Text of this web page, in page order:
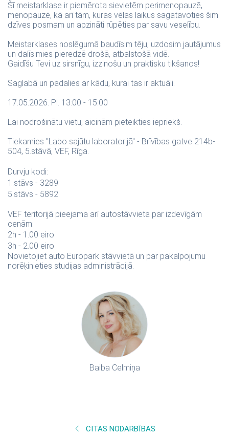
Šī meistarklase ir piemērota sievietēm perimenopauzē,
menopauzē, kā arī tām, kuras vēlas laikus sagatavoties šim
dzīves posmam un apzināti rūpēties par savu veselību.
Meistarklases noslēgumā baudīsim tēju, uzdosim jautājumus
un dalīsimies pieredzē drošā, atbalstošā vidē.
Gaidīšu Tevi uz sirsnīgu, izzinošu un praktisku tikšanos!
Saglabā un padalies ar kādu, kurai tas ir aktuāli.
17.05.2026. Pl. 13:00 - 15:00
Lai nodrošinātu vietu, aicinām pieteikties iepriekš.
Tiekamies "Labo sajūtu laboratorijā" - Brīvības gatve 214b-
504, 5.stāvā, VEF, Rīga.
Durvju kodi:
1.stāvs - 3289
5.stāvs - 5892
VEF teritorijā pieejama arī autostāvvieta par izdevīgām
cenām:
2h - 1.00 eiro
3h - 2.00 eiro
Novietojiet auto Europark stāvvietā un par pakalpojumu
norēķinieties studijas administrācijā.
Baiba Celmiņa
CITAS NODARBĪBAS